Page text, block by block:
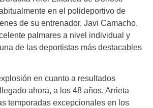
en el polideportivo de
de su entrenador, Javi Camacho.
palmares a nivel individual y
de las deportistas más destacables
en cuanto a resultados
ahora, a los 48 años. Arrieta
temporadas excepcionales en los